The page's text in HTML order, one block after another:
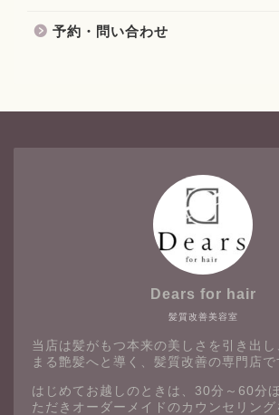
予約・問い合わせ
髪質改善美容室
Dears for hair
当店は髪がもつ本来の美しさを引き出し
まる艶髪へと導く、髪質改善の専門店で
はじめてお越しのときは、30分～60分
ただきオーダーメイドのカウンセリング